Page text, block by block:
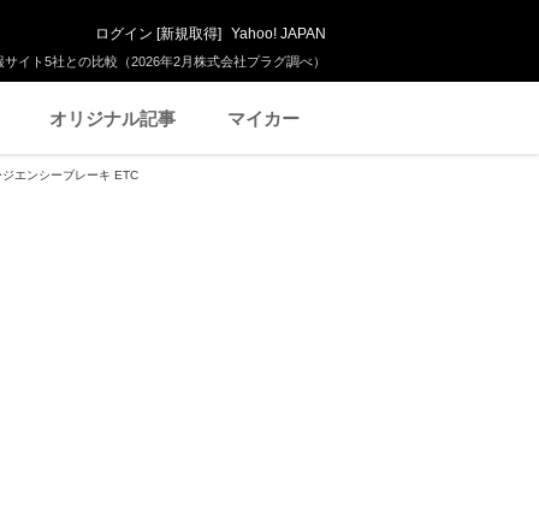
イト5社との比較（2026年2月株式会社プラグ調べ）
ログイン [新規取得] Yahoo! JAPAN
オリジナル記事 マイカー
エンシーブレーキ ETC